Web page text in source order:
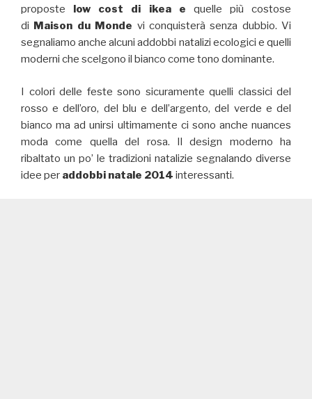
proposte low cost di ikea e quelle più costose
di Maison du Monde vi conquisterà senza dubbio. Vi
segnaliamo anche alcuni addobbi natalizi ecologici e quelli
moderni che scelgono il bianco come tono dominante.
I colori delle feste sono sicuramente quelli classici del
rosso e dell’oro, del blu e dell’argento, del verde e del
bianco ma ad unirsi ultimamente ci sono anche nuances
moda come quella del rosa. Il design moderno ha
ribaltato un po’ le tradizioni natalizie segnalando diverse
idee per addobbi natale 2014 interessanti.